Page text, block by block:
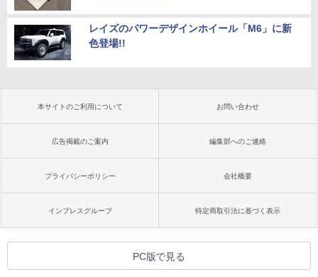
レイズのパワーデザインホイール「M6」に新
色登場!!
本サイトのご利用について お問い合わせ
広告掲載のご案内 編集部へのご連絡
プライバシーポリシー 会社概要
インプレスグループ 特定商取引法に基づく表示
PC版で見る